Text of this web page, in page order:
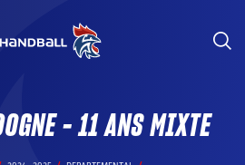
- 11 ANS MIXTE